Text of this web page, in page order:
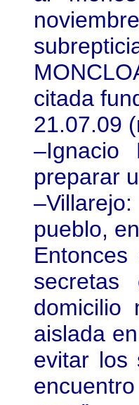
citada
21.07.09
–Ignacio
preparar
pueblo,
domicilio
aislada
evitar los